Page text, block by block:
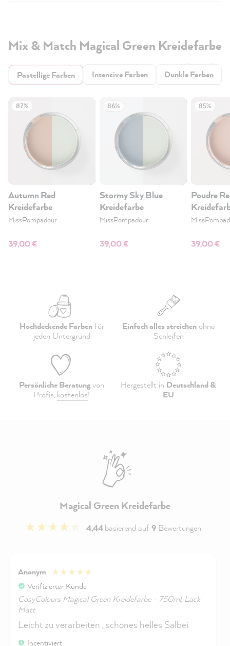
Mix & Match Magical Green Kreidefarbe
Pastellige Farben Intensive Farben Dunkle Farben
87%
Autumn Red
Kreidefarbe
MissPompadour
39,00 €
86%
Stormy Sky Blue
Kreidefarbe
MissPompadour
39,00 €
85%
Poudre
39,00 €
Hochdeckende Farbenfür
jeden Untergrund
Einfach alles streichen ohne
Schleifen
Persönliche Beratungvon
Profis, kostenlos!
Hergestellt in Deutschland &
EU
Magical Green Kreidefarbe
4,44basierend auf9 Bewertungen
Anonym
Verifizierter Kunde
CosyColours Magical Green Kreidefarbe - 750ml, Lack
Matt
Leicht zu verarbeiten , schönes helles Salbei
Incentiviert